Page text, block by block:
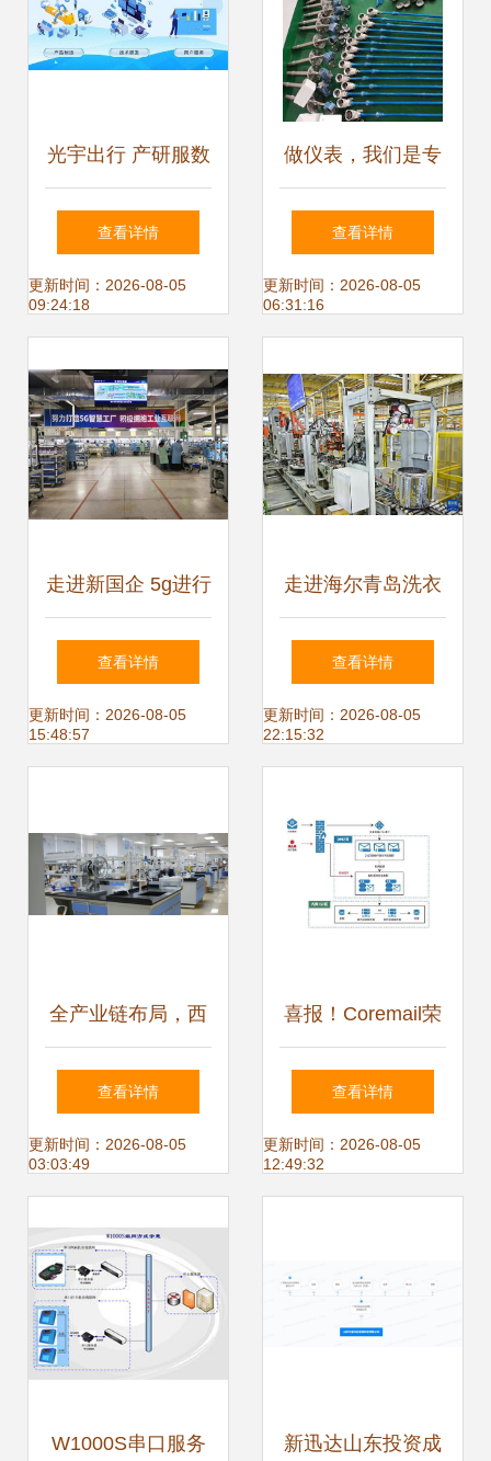
光宇出行 产研服数
字一体化模式，构
筑新优势、升级新
路
查看详情
更新时间：2026-08-05
09:24:18
做仪表，我们是专
业的 —— 上海厚
力电子科技技术服
查看详情
更新时间：2026-08-05
06:31:16
走进新国企 5g进行
时丨5g串联起江城
的前世今生
查看详情
更新时间：2026-08-05
15:48:57
走进海尔青岛洗衣
机互联工厂 探秘智
能制造的技术内涵
查看详情
更新时间：2026-08-05
22:15:32
全产业链布局，西
子生物助力新中式
热敷养生新风尚
查看详情
更新时间：2026-08-05
03:03:49
喜报！Coremail荣
获广东省信息技术
应用创新优秀产品
查看详情
更新时间：2026-08-05
12:49:32
W1000S串口服务 新迅达山东投资成